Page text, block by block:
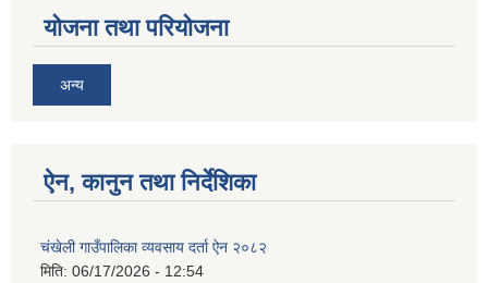
योजना तथा परियोजना
अन्य
ऐन, कानुन तथा निर्देशिका
चंखेली गाउँपालिका व्यवसाय दर्ता ऐन २०८२
मिति: 06/17/2026 - 12:54